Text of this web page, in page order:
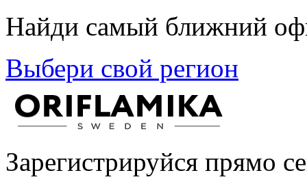
Найди самый ближний
Выбери свой регион
Зарегистрируйся прямо